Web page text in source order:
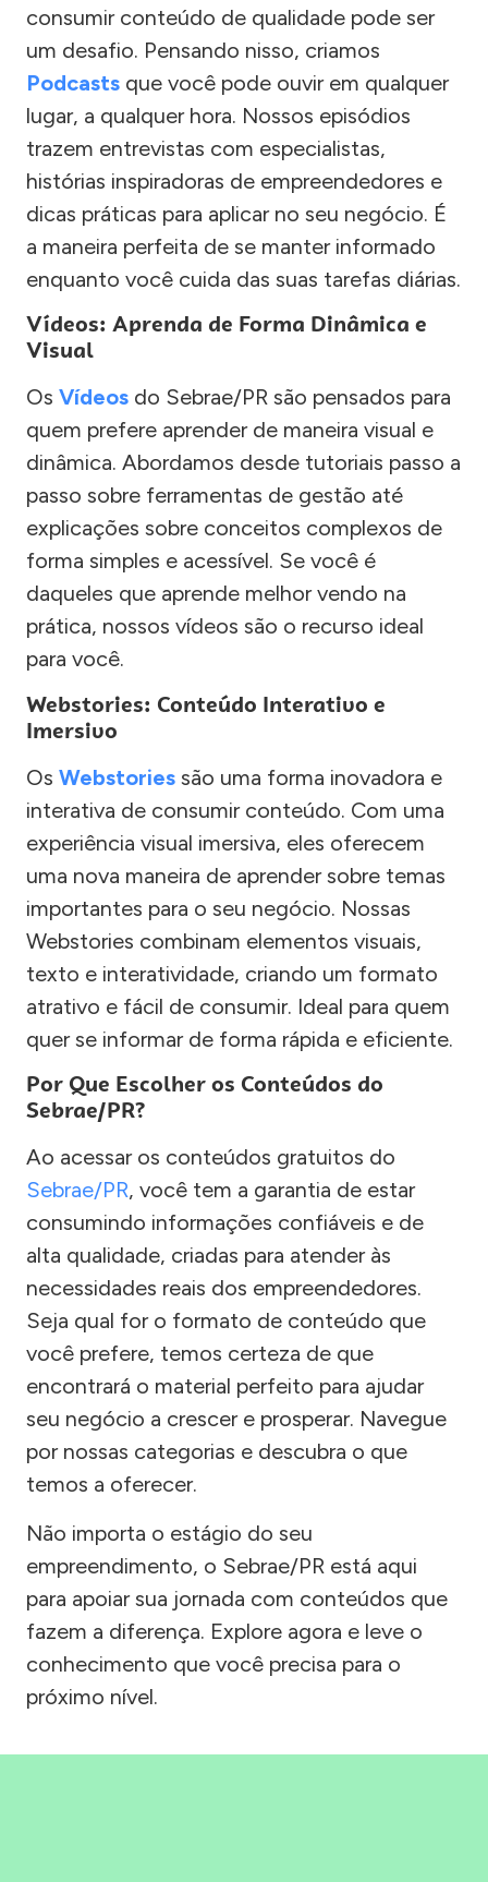
consumir conteúdo de qualidade pode ser
um desafio. Pensando nisso, criamos
Podcasts que você pode ouvir em qualquer
lugar, a qualquer hora. Nossos episódios
trazem entrevistas com especialistas,
histórias inspiradoras de empreendedores e
dicas práticas para aplicar no seu negócio. É
a maneira perfeita de se manter informado
enquanto você cuida das suas tarefas diárias.
Vídeos: Aprenda de Forma Dinâmica e
Visual
Os Vídeos do Sebrae/PR são pensados para
quem prefere aprender de maneira visual e
dinâmica. Abordamos desde tutoriais passo a
passo sobre ferramentas de gestão até
explicações sobre conceitos complexos de
forma simples e acessível. Se você é
daqueles que aprende melhor vendo na
prática, nossos vídeos são o recurso ideal
para você.
Webstories: Conteúdo Interativo e
Imersivo
Os Webstories são uma forma inovadora e
interativa de consumir conteúdo. Com uma
experiência visual imersiva, eles oferecem
uma nova maneira de aprender sobre temas
importantes para o seu negócio. Nossas
Webstories combinam elementos visuais,
texto e interatividade, criando um formato
atrativo e fácil de consumir. Ideal para quem
quer se informar de forma rápida e eficiente.
Por Que Escolher os Conteúdos do
Sebrae/PR?
Ao acessar os conteúdos gratuitos do
Sebrae/PR, você tem a garantia de estar
consumindo informações confiáveis e de
alta qualidade, criadas para atender às
necessidades reais dos empreendedores.
Seja qual for o formato de conteúdo que
você prefere, temos certeza de que
encontrará o material perfeito para ajudar
seu negócio a crescer e prosperar. Navegue
por nossas categorias e descubra o que
temos a oferecer.
Não importa o estágio do seu
empreendimento, o Sebrae/PR está aqui
para apoiar sua jornada com conteúdos que
fazem a diferença. Explore agora e leve o
conhecimento que você precisa para o
próximo nível.